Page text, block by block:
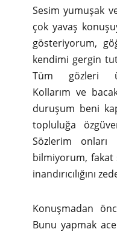
Sesim yumuşak
çok yavaş
gösteriyorum,
kendimi gergin
Tüm gözleri
Kollarım ve
duruşum beni
topluluğa
Sözlerim
bilmiyorum, fakat
inandırıcılığını
Konuşmadan
Bunu yapmak